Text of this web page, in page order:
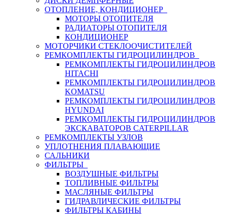
ОТОПЛЕНИЕ, КОНДИЦИОНЕР
МОТОРЫ ОТОПИТЕЛЯ
РАДИАТОРЫ ОТОПИТЕЛЯ
КОНДИЦИОНЕР
МОТОРЧИКИ СТЕКЛООЧИСТИТЕЛЕЙ
РЕМКОМПЛЕКТЫ ГИДРОЦИЛИНДРОВ
РЕМКОМПЛЕКТЫ ГИДРОЦИЛИНДРОВ
HITACHI
РЕМКОМПЛЕКТЫ ГИДРОЦИЛИНДРОВ
KOMATSU
РЕМКОМПЛЕКТЫ ГИДРОЦИЛИНДРОВ
HYUNDAI
РЕМКОМПЛЕКТЫ ГИДРОЦИЛИНДРОВ
ЭКСКАВАТОРОВ CATERPILLAR
РЕМКОМПЛЕКТЫ УЗЛОВ
УПЛОТНЕНИЯ ПЛАВАЮЩИЕ
САЛЬНИКИ
ФИЛЬТРЫ
ВОЗДУШНЫЕ ФИЛЬТРЫ
ТОПЛИВНЫЕ ФИЛЬТРЫ
МАСЛЯНЫЕ ФИЛЬТРЫ
ГИДРАВЛИЧЕСКИЕ ФИЛЬТРЫ
ФИЛЬТРЫ КАБИНЫ